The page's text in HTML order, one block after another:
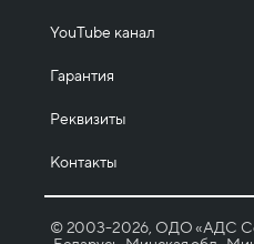
YouTube канал
Гарантия
Реквизиты
Контакты
© 2003-2026, ОДО «АДС